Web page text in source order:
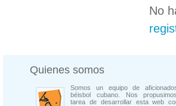
No
Quienes somos
Somos un equipo de
béisbol cubano. Nos
tarea de desarrollar esta web